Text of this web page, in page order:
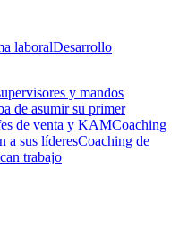
laboralDesarrollo
y mandos
de asumir su primer
de venta y KAMCoaching
a sus líderesCoaching de
trabajo